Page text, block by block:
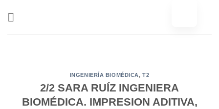
INGENIERÍA BIOMÉDICA,T2
2/2 SARA RUÍZ INGENIERA
BIOMÉDICA. IMPRESION ADITIVA,